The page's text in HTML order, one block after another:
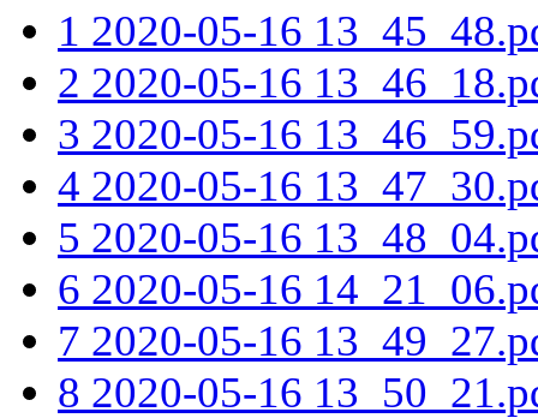
1 2020-05-16
2 2020-05-16
3 2020-05-16
4 2020-05-16
5 2020-05-16
6 2020-05-16
7 2020-05-16
8 2020-05-16